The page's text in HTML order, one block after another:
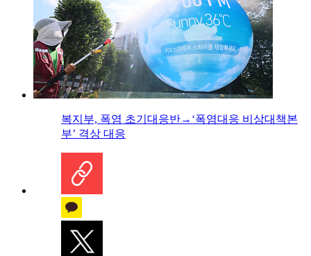
복지부, 폭염 초기대응반→‘폭염대응 비상대책본
부’ 격상 대응